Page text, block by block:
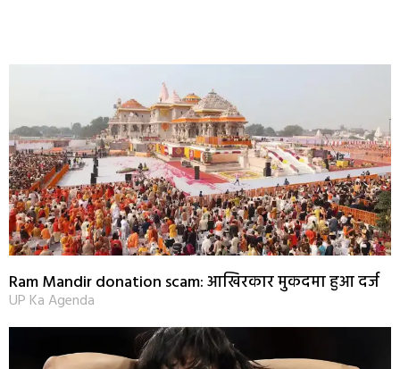
Ram Mandir donation scam: आखिरकार मुकदमा हुआ दर्ज
UP Ka Agenda